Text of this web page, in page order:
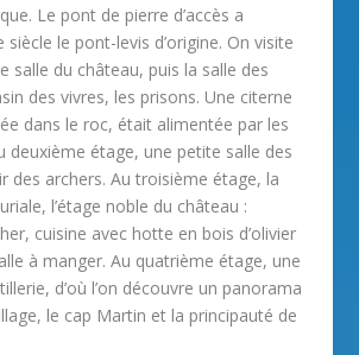
Le pont de pierre d’accès a
siècle le pont-levis d’origine. On visite
salle du château, puis la salle des
des vivres, les prisons. Une citerne
dans le roc, était alimentée par les
deuxième étage, une petite salle des
des archers. Au troisième étage, la
l’étage noble du château :
cuisine avec hotte en bois d’olivier
à manger. Au quatrième étage, une
d’où l’on découvre un panorama
le cap Martin et la principauté de